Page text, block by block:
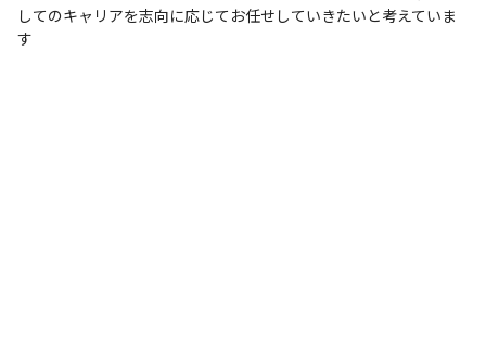
してのキャリアを志向に応じてお任せしていきたいと考えていま
す